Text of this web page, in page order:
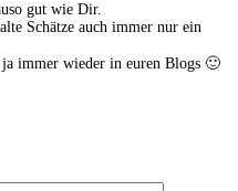
gut wie Dir.
Schätze auch immer nur ein
immer wieder in euren Blogs 🙂